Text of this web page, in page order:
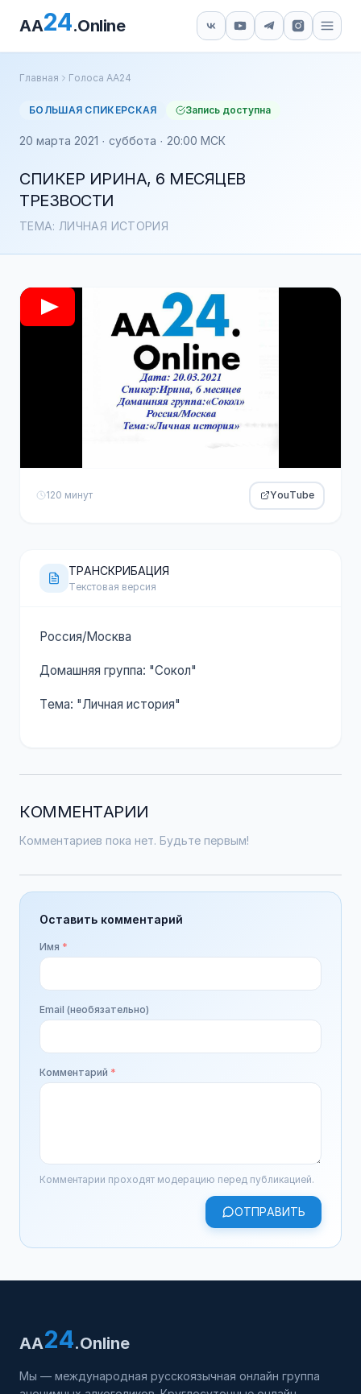
AA24.Online
Главная Голоса АА24
БОЛЬШАЯ СПИКЕРСКАЯ Запись доступна
20 марта 2021 · суббота · 20:00 МСК
СПИКЕР ИРИНА, 6 МЕСЯЦЕВ
ТРЕЗВОСТИ
ТЕМА: ЛИЧНАЯ ИСТОРИЯ
120 минут YouTube
ТРАНСКРИБАЦИЯ
Текстовая версия
Россия/Москва
Домашняя группа: "Сокол"
Тема: "Личная история"
КОММЕНТАРИИ
Комментариев пока нет. Будьте первым!
Оставить комментарий
Имя *
Email (необязательно)
Комментарий *
Комментарии проходят модерацию перед публикацией.
ОТПРАВИТЬ
AA24.Online
Мы — международная русскоязычная онлайн группа